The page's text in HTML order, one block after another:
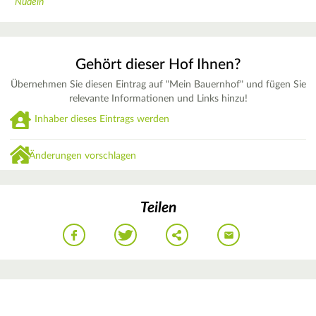
Nudeln
Gehört dieser Hof Ihnen?
Übernehmen Sie diesen Eintrag auf "Mein Bauernhof" und fügen Sie
relevante Informationen und Links hinzu!
Inhaber dieses Eintrags werden
Änderungen vorschlagen
Teilen